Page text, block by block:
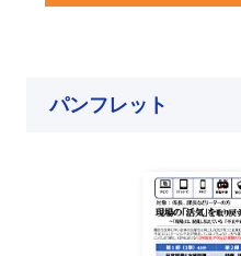
パンフレット